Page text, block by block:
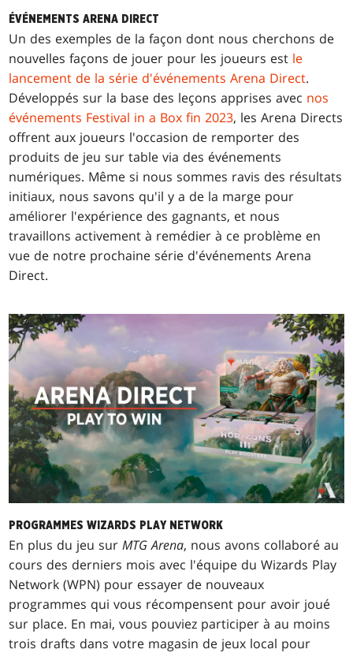
ÉVÉNEMENTS ARENA DIRECT
Un des exemples de la façon dont nous cherchons de
nouvelles façons de jouer pour les joueurs est le
lancement de la série d'événements Arena Direct.
Développés sur la base des leçons apprises avec nos
événements Festival in a Box fin 2023, les Arena Directs
offrent aux joueurs l'occasion de remporter des
produits de jeu sur table via des événements
numériques. Même si nous sommes ravis des résultats
initiaux, nous savons qu'il y a de la marge pour
améliorer l'expérience des gagnants, et nous
travaillons activement à remédier à ce problème en
vue de notre prochaine série d'événements Arena
Direct.
PROGRAMMES WIZARDS PLAY NETWORK
En plus du jeu surMTG Arena, nous avons collaboré au
cours des derniers mois avec l'équipe du Wizards Play
Network (WPN) pour essayer de nouveaux
programmes qui vous récompensent pour avoir joué
sur place. En mai, vous pouviez participer à au moins
trois drafts dans votre magasin de jeux local pour